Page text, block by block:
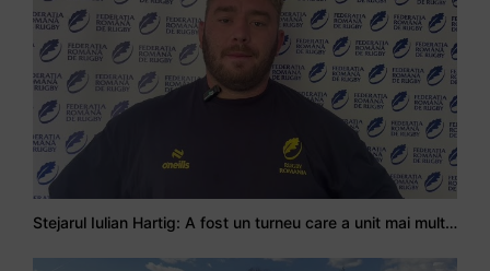
Stejarul Iulian Hartig: A fost un turneu care a unit mai mult echipa